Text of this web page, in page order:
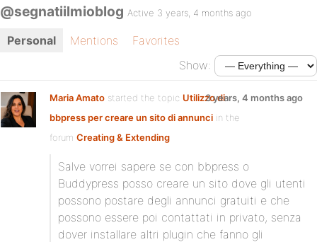
@segnatiilmioblog Active 3 years, 4 months ago
Personal Mentions
Favorites
Show:
Maria Amato started the topic Utilizzo di
bbpress per creare un sito di annunci in the
forum Creating & Extending
3 years, 4 months ago
Salve vorrei sapere se con bbpress o
Buddypress posso creare un sito dove gli utenti
possono postare degli annunci gratuiti e che
possono essere poi contattati in privato, senza
dover installare altri plugin che fanno gli